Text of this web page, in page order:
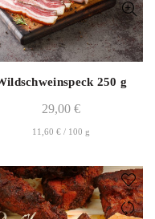
250 g
29,00 €
11,60 € / 100 g